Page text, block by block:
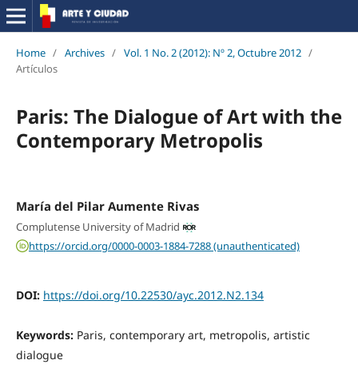
Home / Archives / Vol. 1 No. 2 (2012): Nº 2, Octubre 2012 /
Artículos
Paris: The Dialogue of Art with the
Contemporary Metropolis
María del Pilar Aumente Rivas
Complutense University of Madrid
https://orcid.org/0000-0003-1884-7288 (unauthenticated)
DOI: https://doi.org/10.22530/ayc.2012.N2.134
Keywords: Paris, contemporary art, metropolis, artistic
dialogue